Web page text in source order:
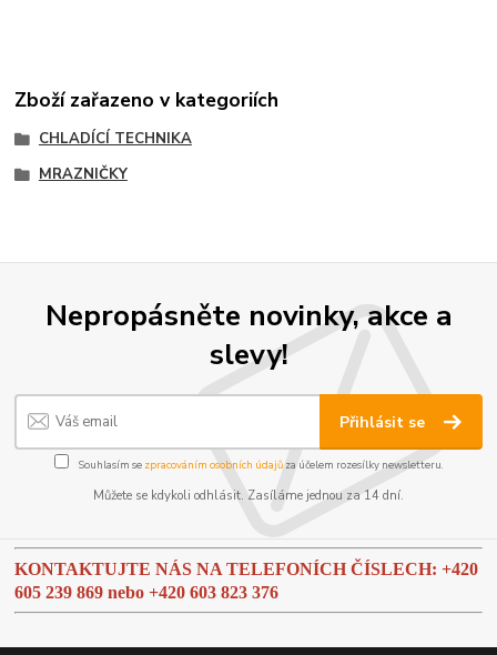
Zboží zařazeno v kategoriích
CHLADÍCÍ TECHNIKA
MRAZNIČKY
Nepropásněte novinky, akce a
slevy!
Přihlásit se
Souhlasím se zpracováním osobních údajůza účelem rozesílky newsletteru.
Můžete se kdykoli odhlásit. Zasíláme jednou za 14 dní.
KONTAKTUJTE NÁS NA TELEFONÍCH ČÍSLECH: +420
605 239 869 nebo+420 603 823 376